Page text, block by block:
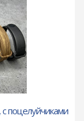
поцелуйчиками